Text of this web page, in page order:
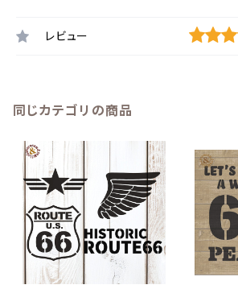
レビュー
同じカテゴリの商品